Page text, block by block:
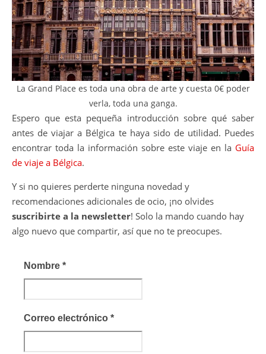
La Grand Place es toda una obra de arte y cuesta 0€ poder
verla, toda una ganga.
Espero que esta pequeña introducción sobre qué saber
antes de viajar a Bélgica te haya sido de utilidad. Puedes
encontrar toda la información sobre este viaje en la Guía
de viaje a Bélgica.
Y si no quieres perderte ninguna novedad y
recomendaciones adicionales de ocio, ¡no olvides
suscribirte a la newsletter! Solo la mando cuando hay
algo nuevo que compartir, así que no te preocupes.
Nombre *
Correo electrónico *